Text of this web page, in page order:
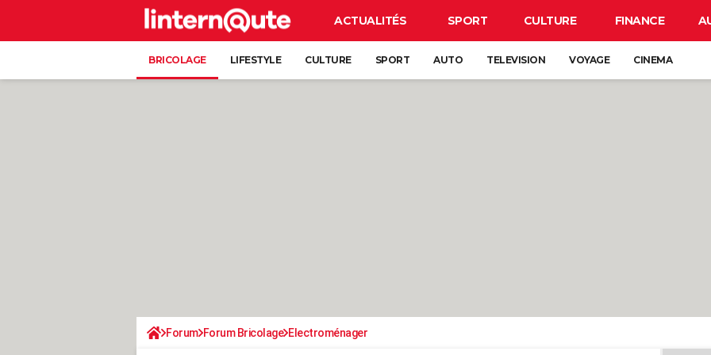
ACTUALITÉS SPORT CULTURE FINANCE
BRICOLAGE LIFESTYLE CULTURE SPORT AUTO TELEVISION VOYAGE CINEMA
Forum Forum Bricolage Electroménager